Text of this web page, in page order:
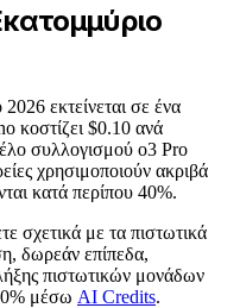
εκτείνεται σε ένα
κοστίζει $0.10 ανά
συλλογισμού o3 Pro
χρησιμοποιούν ακριβά
κατά περίπου 40%.
σχετικά με τα πιστωτικά
δωρεάν επίπεδα,
πιστωτικών μονάδων
μέσω AI Credits.